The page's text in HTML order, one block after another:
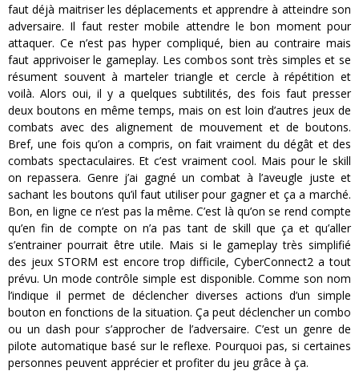
faut déjà maitriser les déplacements et apprendre à atteindre son
adversaire. Il faut rester mobile attendre le bon moment pour
attaquer. Ce n’est pas hyper compliqué, bien au contraire mais
faut apprivoiser le gameplay. Les combos sont très simples et se
résument souvent à marteler triangle et cercle à répétition et
voilà. Alors oui, il y a quelques subtilités, des fois faut presser
deux boutons en même temps, mais on est loin d’autres jeux de
combats avec des alignement de mouvement et de boutons.
Bref, une fois qu’on a compris, on fait vraiment du dégât et des
combats spectaculaires. Et c’est vraiment cool. Mais pour le skill
on repassera. Genre j’ai gagné un combat à l’aveugle juste et
sachant les boutons qu’il faut utiliser pour gagner et ça a marché.
Bon, en ligne ce n’est pas la même. C’est là qu’on se rend compte
qu’en fin de compte on n’a pas tant de skill que ça et qu’aller
s’entrainer pourrait être utile. Mais si le gameplay très simplifié
des jeux STORM est encore trop difficile, CyberConnect2 a tout
prévu. Un mode contrôle simple est disponible. Comme son nom
l’indique il permet de déclencher diverses actions d’un simple
bouton en fonctions de la situation. Ça peut déclencher un combo
ou un dash pour s’approcher de l’adversaire. C’est un genre de
pilote automatique basé sur le reflexe. Pourquoi pas, si certaines
personnes peuvent apprécier et profiter du jeu grâce à ça.